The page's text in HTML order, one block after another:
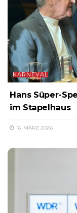
KARNEVAL
Hans Süper-
im Stapelhaus
16. MÄRZ 2026